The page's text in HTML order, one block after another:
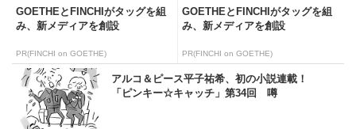
GOETHEとFINCHIがタッグを組
み、新メディアを創設
PR(FINCHI on GOETHE)
GOETHEとFINCHIがタッグを組
み、新メディアを創設
PR(FINCHI on GOETHE)
アルコ＆ピース平子祐希、初の小説連載！
「ピンキー☆キャッチ」第34回 噂